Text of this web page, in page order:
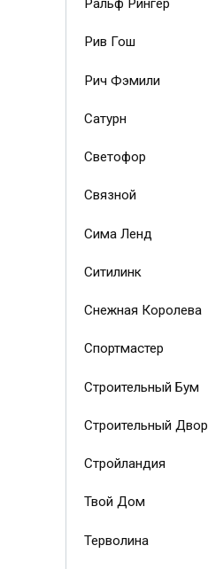
Ральф Рингер
Рив Гош
Рич Фэмили
Сатурн
Светофор
Связной
Сима Ленд
Ситилинк
Снежная Королева
Спортмастер
Строительный Бум
Строительный Двор
Стройландия
Твой Дом
Терволина